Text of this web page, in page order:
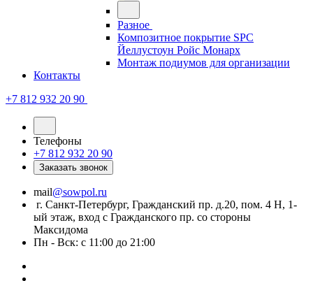
Разное
Композитное покрытие SPC
Йеллустоун Ройс Монарх
Монтаж подиумов для организации
Контакты
+7 812 932 20 90
Телефоны
+7 812 932 20 90
Заказать звонок
mail@sowpol.ru
г. Санкт-Петербург, Гражданский пр. д.20, пом. 4 Н, 1-
ый этаж, вход с Гражданского пр. со стороны
Максидома
Пн - Вск: с 11:00 до 21:00